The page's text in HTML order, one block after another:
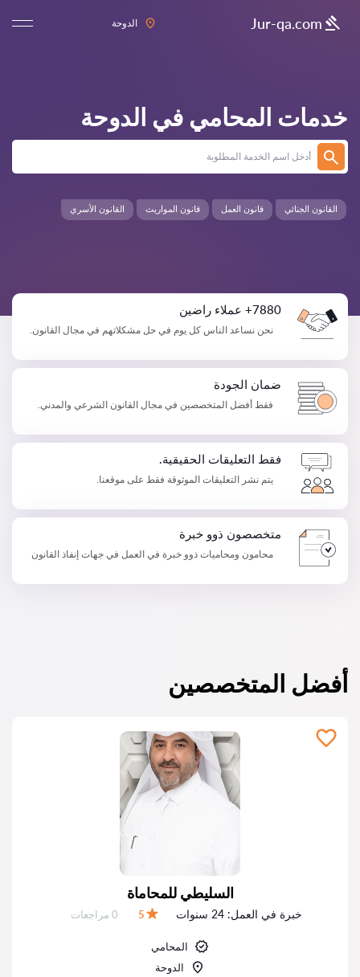
Jur-qa.com الدوحة
خدمات المحامي في الدوحة
القانون الأسري القانون الجنائي قانون العمل قانون المواريث
7880+ عملاء راضين
نحن نساعد الناس كل يوم في حل مشكلاتهم في مجال القانون.
ضمان الجودة
فقط أفضل المتخصصين في مجال القانون الشرعي والمدني.
فقط التعليقات الحقيقية.
يتم نشر التعليقات الموثوقة فقط على موقعنا.
متخصصون ذوو خبرة
محامون ومحاميات ذوو خبرة في العمل في جهات إنفاذ القانون
أفضل المتخصصين
السليطي للمحاماة
خبرة في العمل: 24 سنوات 5 عدد المراجعات:
0 مراجعات
المحامي
الدوحة